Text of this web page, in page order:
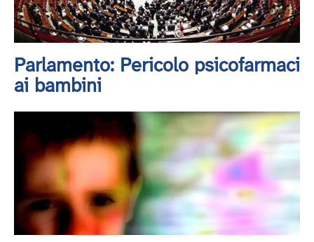
Parlamento: Pericolo psicofarmaci
ai bambini